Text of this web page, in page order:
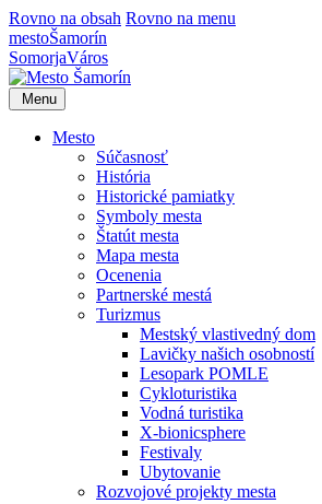
Rovno na obsah Rovno na menu
mestoŠamorín
SomorjaVáros
Menu
Mesto
Súčasnosť
História
Historické pamiatky
Symboly mesta
Štatút mesta
Mapa mesta
Ocenenia
Partnerské mestá
Turizmus
Mestský vlastivedný dom
Lavičky našich osobností
Lesopark POMLE
Cykloturistika
Vodná turistika
X-bionicsphere
Festivaly
Ubytovanie
Rozvojové projekty mesta